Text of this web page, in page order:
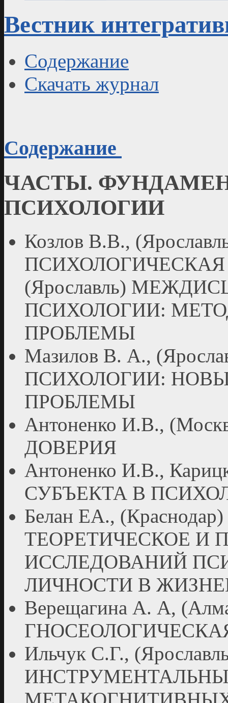
Вестник
Содержание
Скачать журнал
Содержание
ЧАСТЫ.
ПСИХОЛОГИИ
Козлов В.В.,
ПСИХОЛОГИЧЕСКАЯ
(Ярославль)
ПСИХОЛОГИИ:
ПРОБЛЕМЫ
Мазилов В. А.,
ПСИХОЛОГИИ:
ПРОБЛЕМЫ
Антоненко И.В.,
ДОВЕРИЯ
Антоненко И.В.,
СУБЪЕКТА В
Белан ЕА.,
ТЕОРЕТИЧЕСКОЕ И
ИССЛЕДОВАНИЙ
ЛИЧНОСТИ В
Верещагина А. А,
Ильчук С.Г.,